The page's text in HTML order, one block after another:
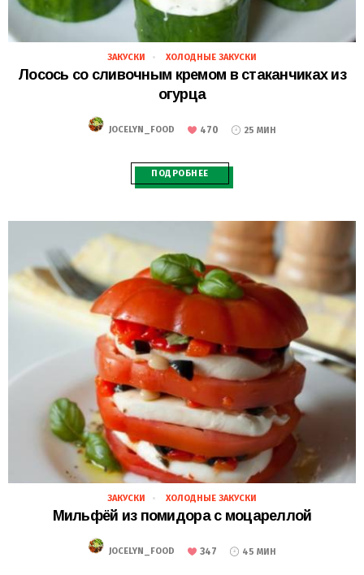
28.02.2021
ЗАКУСКИ ХОЛОДНЫЕ ЗАКУСКИ
Лосось со сливочным кремом в стаканчиках из
огурца
JOCELYN_FOOD 470 25 МИН
ПОДРОБНЕЕ
28.02.2021
ЗАКУСКИ ХОЛОДНЫЕ ЗАКУСКИ
Мильфёй из помидора с моцареллой
JOCELYN_FOOD 347 45 МИН